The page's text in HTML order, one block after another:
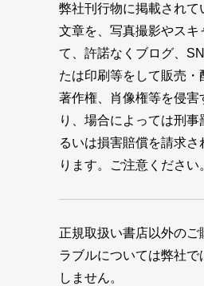
弊社刊行物に掲載されて
文章を、写真撮影やスキ
て、許諾なくブログ、
たは印刷等をして販売・
著作権、肖像権等を侵害
り、場合によっては刑事
るいは損害賠償を請求さ
ります。ご注意ください
正規取扱い書店以外のご
ラブルについては弊社で
しません。